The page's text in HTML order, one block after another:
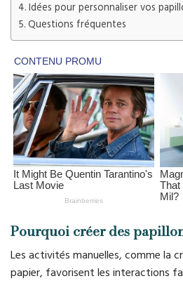
Idées pour personnaliser vos
Questions fréquentes
Pourquoi créer des
Les activités manuelles, comme la
papier, favorisent les interactions